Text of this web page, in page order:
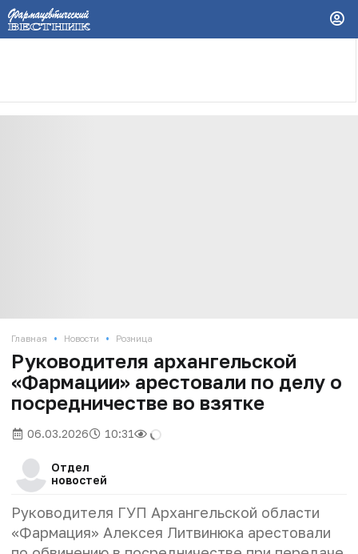
Главная • Новости • Розница
Руководителя архангельской
«Фармации» арестовали по делу о
посредничестве во взятке
06.03.2026 10:31
Отдел
новостей
Руководителя ГУП Архангельской области
«Фармация» Алексея Литвинюка арестовали